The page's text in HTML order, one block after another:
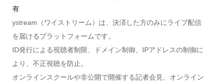
有
ystream（ワイストリーム）は、決済した方のみにライブ配信
を届けるプラットフォームです。
ID発行による視聴者制限、ドメイン制御、IPアドレスの制御に
より、不正視聴を防止。
オンラインスクールや非公開で開催する記者会見、オンライン